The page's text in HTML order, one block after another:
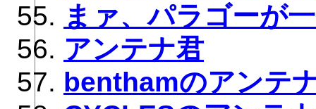
まァ、パラゴーが
アンテナ君
benthamのアンテ